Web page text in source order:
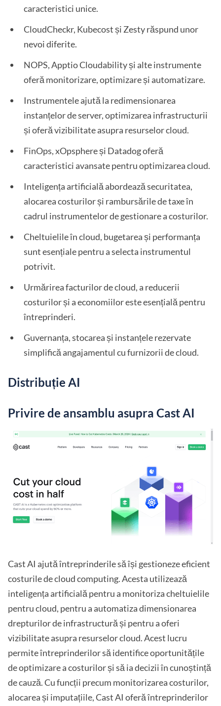
caracteristici unice.
CloudCheckr, Kubecost și Zesty răspund unor
nevoi diferite.
NOPS, Apptio Cloudability și alte instrumente
oferă monitorizare, optimizare și automatizare.
Instrumentele ajută la redimensionarea
instanțelor de server, optimizarea infrastructurii
și oferă vizibilitate asupra resurselor cloud.
FinOps, xOpsphere și Datadog oferă
caracteristici avansate pentru optimizarea cloud.
Inteligența artificială abordează securitatea,
alocarea costurilor și rambursările de taxe în
cadrul instrumentelor de gestionare a costurilor.
Cheltuielile în cloud, bugetarea și performanța
sunt esențiale pentru a selecta instrumentul
potrivit.
Urmărirea facturilor de cloud, a reducerii
costurilor și a economiilor este esențială pentru
întreprinderi.
Guvernanța, stocarea și instanțele rezervate
simplifică angajamentul cu furnizorii de cloud.
Distribuție AI
Privire de ansamblu asupra Cast AI
Cast AI ajută întreprinderile să își gestioneze eficient
costurile de cloud computing. Acesta utilizează
inteligența artificială pentru a monitoriza cheltuielile
pentru cloud, pentru a automatiza dimensionarea
drepturilor de infrastructură și pentru a oferi
vizibilitate asupra resurselor cloud. Acest lucru
permite întreprinderilor să identifice oportunitățile
de optimizare a costurilor și să ia decizii în cunoștință
de cauză. Cu funcții precum monitorizarea costurilor,
alocarea și imputațiile, Cast AI oferă întreprinderilor